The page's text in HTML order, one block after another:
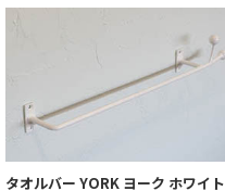
タオルバー YORK ヨーク ホワイト